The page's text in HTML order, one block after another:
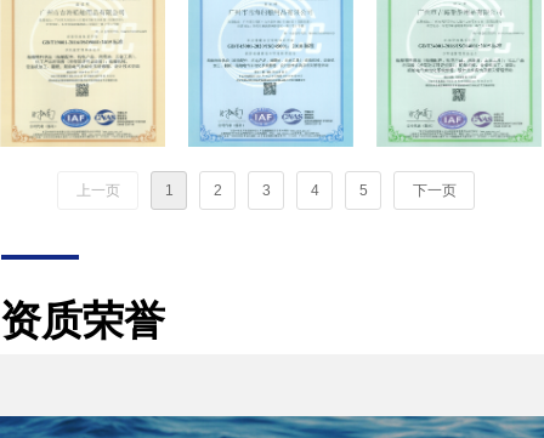
资质荣誉
上一页 1 2 3 4 5 下一页